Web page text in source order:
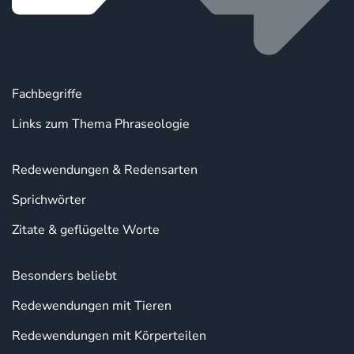
Fachbegriffe
Links zum Thema Phraseologie
Redewendungen & Redensarten
Sprichwörter
Zitate & geflügelte Worte
Besonders beliebt
Redewendungen mit Tieren
Redewendungen mit Körperteilen